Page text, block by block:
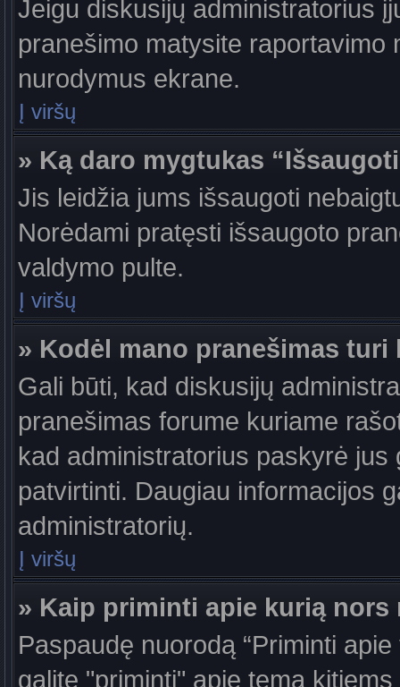
Jeigu diskusijų administratorius
pranešimo matysite
nurodymus ekrane.
Į viršų
» Ką daro mygtukas
Jis leidžia jums išsaugoti
Norėdami pratęsti išsaugoto
valdymo pulte.
Į viršų
» Kodėl mano pranešimas
Gali būti, kad diskusijų
pranešimas forume kuriame
kad administratorius paskyrė
patvirtinti. Daugiau informacijos
administratorių.
Į viršų
» Kaip priminti apie kurią nors
Paspaudę nuorodą “Priminti
galite "priminti" apie temą